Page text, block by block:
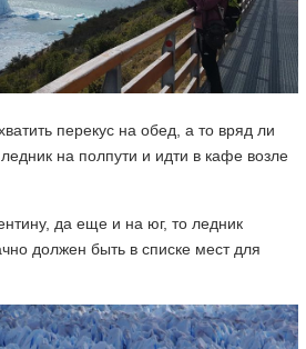
перекус на обед, а то вряд ли
на полпути и идти в кафе возле
да еще и на юг, то ледник
должен быть в списке мест для